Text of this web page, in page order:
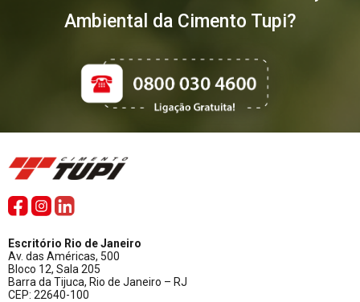
Ambiental da Cimento Tupi?
Escritório Rio de Janeiro
Av. das Américas, 500
Bloco 12, Sala 205
Barra da Tijuca, Rio de Janeiro – RJ
CEP: 22640-100